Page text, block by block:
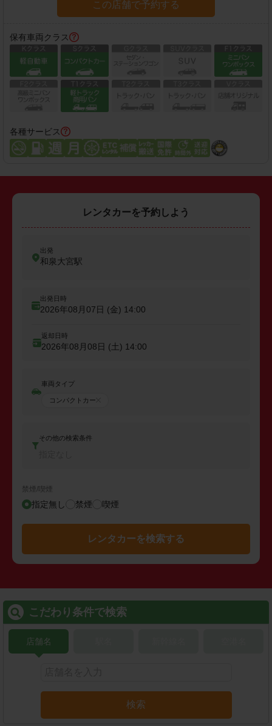
この店舗で予約する
保有車両クラス
各種サービス
レンタカーを予約しよう
出発
和泉大宮駅
出発日時
2026年08月07日 (金) 14:00
返却日時
2026年08月08日 (土) 14:00
車両タイプ
コンパクトカー
その他の検索条件
禁煙/喫煙
指定無し 禁煙 喫煙
レンタカーを検索する
こだわり条件で検索
店舗名
検索